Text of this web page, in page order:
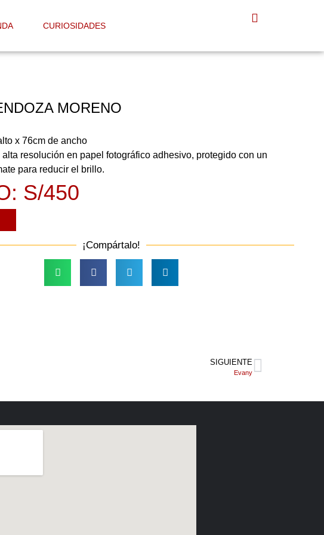
CURIOSIDADES
MORENO
x 76cm de ancho
alta resolución en papel fotográfico adhesivo, protegido con un
para reducir el brillo.
S/450
¡Compártalo!
SIGUIENTE
Evany